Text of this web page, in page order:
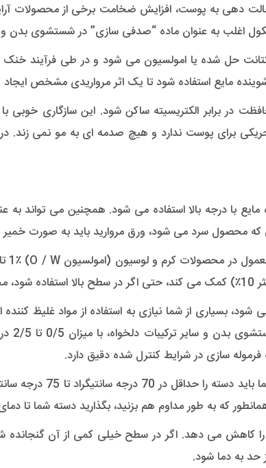
دهی به پوست، افزایش ضخامت برخی از محصولات
اغلب به عنوان ماده “صدفی سازی” در شستشوی بدن
حل شده یا امولسیون می شود و در طی فرآیند
مایع استفاده شود تا یک اثر مرواریدی مشخص
برابر الکتریسیته ساکن شود. این سازگاری خوبی با
با درجه بالا استفاده می شود. همچنین می تواند به
که محصول سرد می شود، ورق مروارید باید به صورت خمیر
بسیاری از شما نیازی به استفاده از مواد غلیظ
در
فرموله سازی در شرایط کنترل شده دقیق دارد.
که به طور مداوم هم بزنید، بگذارید دسته شما تا
را کاهش می دهد. اگر در سطح خیلی کمی از آن
حد به دما شود.